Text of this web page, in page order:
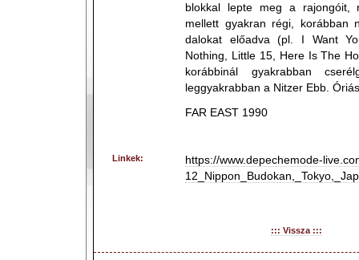
blokkal lepte meg a
mellett gyakran régi, korábban
dalokat előadva (pl. I Want
Nothing, Little 15, Here Is The
korábbinál gyakrabban
leggyakrabban a Nitzer Ebb.
FAR EAST 1990
Linkek:
https://www.depechemode-
::: Vissza :::